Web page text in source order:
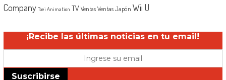
Company Toei Animation TV Ventas Ventas Japón Wii U
¡Recibe las últimas noticias en tu email!
Suscribirse